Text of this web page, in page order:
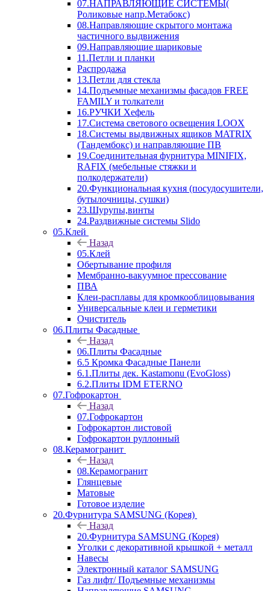
07.НАПРАВЛЯЮЩИЕ СИСТЕМЫ(
Роликовые напр.Метабокс)
08.Направляющие скрытого монтажа
частичного выдвижения
09.Направляющие шариковые
11.Петли и планки
Распродажа
13.Петли для стекла
14.Подъемные механизмы фасадов FREE
FAMILY и толкатели
16.РУЧКИ Хефель
17.Система светового освещения LOOX
18.Системы выдвижных ящиков MATRIX
(Тандембокс) и направляющие ПВ
19.Соединительная фурнитура MINIFIX,
RAFIX (мебельные стяжки и
полкодержатели)
20.Функциональная кухня (посудосушители,
бутылочницы, сушки)
23.Шурупы,винты
24.Раздвижные системы Slido
05.Клей
Назад
05.Клей
Обертывание профиля
Мембранно-вакуумное прессование
ПВА
Клеи-расплавы для кромкооблицовывания
Универсальные клеи и герметики
Очиститель
06.Плиты Фасадные
Назад
06.Плиты Фасадные
6.5 Кромка Фасадные Панели
6.1.Плиты дек. Kastamonu (EvoGloss)
6.2.Плиты IDM ETERNO
07.Гофрокартон
Назад
07.Гофрокартон
Гофрокартон листовой
Гофрокартон руллонный
08.Керамогранит
Назад
08.Керамогранит
Глянцевые
Матовые
Готовое изделие
20.Фурнитура SAMSUNG (Корея)
Назад
20.Фурнитура SAMSUNG (Корея)
Уголки с декоративной крышкой + металл
Навесы
Электронный каталог SAMSUNG
Газ лифт/ Подъемные механизмы